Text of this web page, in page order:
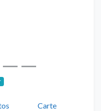
Carte